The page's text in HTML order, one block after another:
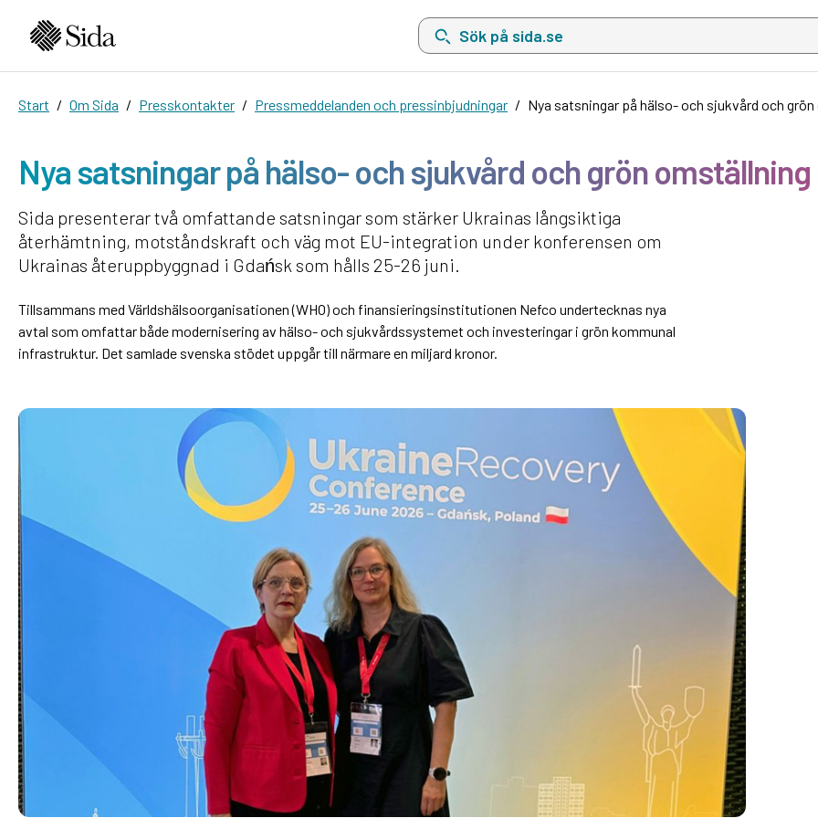
Sök på sida.se, sökförslag kommer att visas i en lista under
Start Om Sida Presskontakter Pressmeddelanden och pressinbjudningar Nya satsningar på hälso- och sjukvård och
Nya satsningar på hälso- och sjukvård och grön omställning
Sida presenterar två omfattande satsningar som stärker Ukrainas långsiktiga
återhämtning, motståndskraft och väg mot EU-integration under konferensen om
Ukrainas återuppbyggnad i Gdańsk som hålls 25-26 juni.
Tillsammans med Världshälsoorganisationen (WHO) och finansieringsinstitutionen Nefco undertecknas nya
avtal som omfattar både modernisering av hälso- och sjukvårdssystemet och investeringar i grön kommunal
infrastruktur. Det samlade svenska stödet uppgår till närmare en miljard kronor.